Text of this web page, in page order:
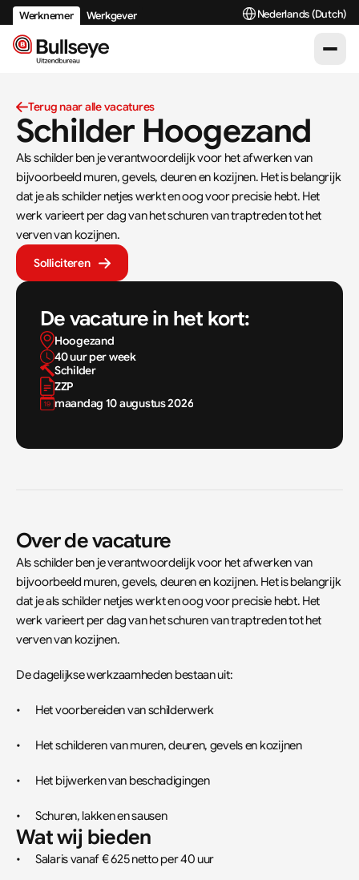
Terug naar alle vacatures
Schilder Hoogezand
Als schilder ben je verantwoordelijk voor het afwerken van
bijvoorbeeld muren, gevels, deuren en kozijnen. Het is belangrijk
dat je als schilder netjes werkt en oog voor precisie hebt. Het
werk varieert per dag van het schuren van traptreden tot het
verven van kozijnen.
Solliciteren
De vacature in het kort:
Hoogezand
40 uur per week
Schilder
ZZP
maandag 10 augustus 2026
Over de vacature
Als schilder ben je verantwoordelijk voor het afwerken van
bijvoorbeeld muren, gevels, deuren en kozijnen. Het is belangrijk
dat je als schilder netjes werkt en oog voor precisie hebt. Het
werk varieert per dag van het schuren van traptreden tot het
verven van kozijnen.
De dagelijkse werkzaamheden bestaan uit:
•	Het voorbereiden van schilderwerk
•	Het schilderen van muren, deuren, gevels en kozijnen
•	Het bijwerken van beschadigingen
•	Schuren, lakken en sausen
Wat wij bieden
•	Salaris vanaf € 625 netto per 40 uur
Werknemer Werkgever Select Language
Nederlands (Dutch)